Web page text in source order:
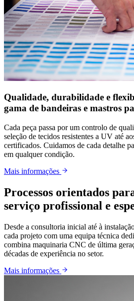
Qualidade, durabilidade e
gama de bandeiras e mastros
Cada peça passa por um controlo de
seleção de tecidos resistentes a UV até
certificados. Cuidamos de cada detalhe
em qualquer condição.
Mais informações
Processos orientados
serviço profissional e
Desde a consultoria inicial até à
cada projeto com uma equipa técnica
combina maquinaria CNC de última
décadas de experiência no setor.
Mais informações